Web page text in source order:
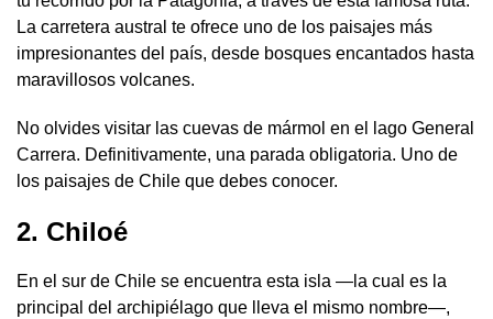
La carretera austral te ofrece uno de los paisajes más
impresionantes del país, desde bosques encantados hasta
maravillosos volcanes.
No olvides visitar las cuevas de mármol en el lago General
Carrera. Definitivamente, una parada obligatoria. Uno de
los paisajes de Chile que debes conocer.
2. Chiloé
En el sur de Chile se encuentra esta isla —la cual es la
principal del archipiélago que lleva el mismo nombre—,